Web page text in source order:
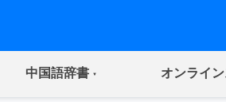
中国語辞書(current) オンライ